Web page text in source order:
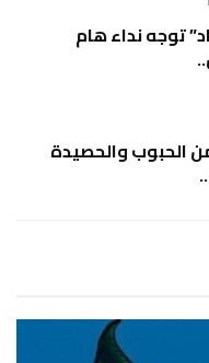
توجه نداء هام
27 هكتارا من الحبوب والحصيدة